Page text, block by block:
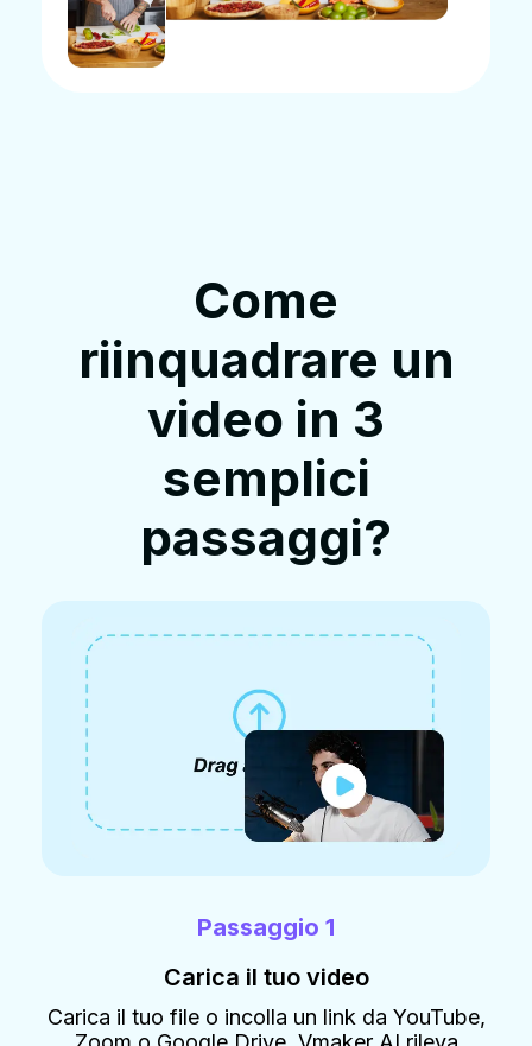
Come
riinquadrare un
video in 3
semplici
passaggi?
Passaggio 1
Carica il tuo video
Carica il tuo file o incolla un link da YouTube,